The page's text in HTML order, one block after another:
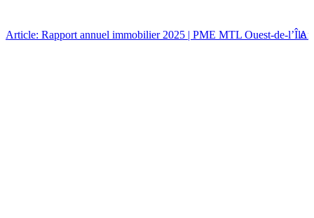
Article: Rapport annuel immobilier 2025 | PME MTL Ouest-de-l’Île